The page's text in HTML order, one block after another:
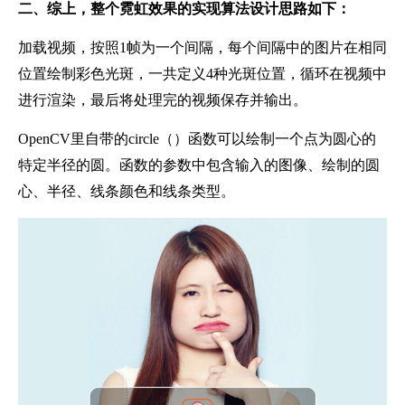
二、综上，整个霓虹效果的实现算法设计思路如下：
加载视频，按照1帧为一个间隔，每个间隔中的图片在相同
位置绘制彩色光斑，一共定义4种光斑位置，循环在视频中
进行渲染，最后将处理完的视频保存并输出。
OpenCV里自带的circle（）函数可以绘制一个点为圆心的
特定半径的圆。函数的参数中包含输入的图像、绘制的圆
心、半径、线条颜色和线条类型。